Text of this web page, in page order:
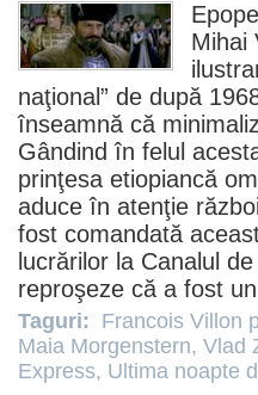
Mihai
naţional” de după
înseamnă că
Gândind în felul
prinţesa etiopiancă
aduce în atenţie
fost comandată
lucrărilor la Canalul
reproşeze că a fost
Taguri: Francois Villon
Maia Morgenstern, Vlad
Express, Ultima noapte